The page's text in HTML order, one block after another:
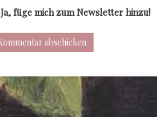
Ja, füge mich zum Newsletter hinzu!